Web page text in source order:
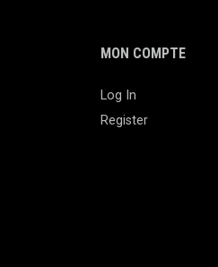
MON COMPTE
Log In
Register